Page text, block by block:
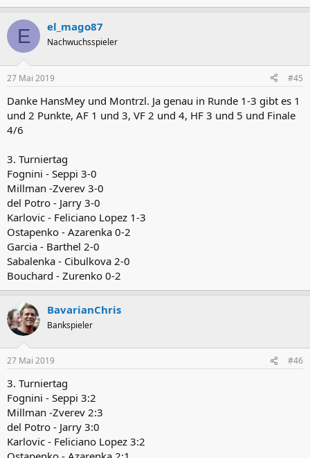
E el_mago87
Nachwuchsspieler
27 Mai 2019 #45
Danke HansMey und Montrzl. Ja genau in Runde 1-3 gibt es 1
und 2 Punkte, AF 1 und 3, VF 2 und 4, HF 3 und 5 und Finale
4/6
3. Turniertag
Fognini - Seppi 3-0
Millman -Zverev 3-0
del Potro - Jarry 3-0
Karlovic - Feliciano Lopez 1-3
Ostapenko - Azarenka 0-2
Garcia - Barthel 2-0
Sabalenka - Cibulkova 2-0
Bouchard - Zurenko 0-2
BavarianChris
Bankspieler
27 Mai 2019 #46
3. Turniertag
Fognini - Seppi 3:2
Millman -Zverev 2:3
del Potro - Jarry 3:0
Karlovic - Feliciano Lopez 3:2